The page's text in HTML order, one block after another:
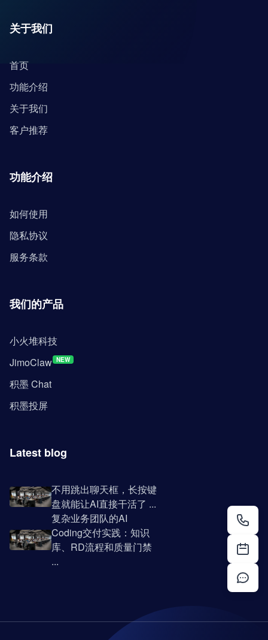
关于我们
首页
功能介绍
关于我们
客户推荐
功能介绍
如何使用
隐私协议
服务条款
我们的产品
小火堆科技
JimoClaw NEW
积墨 Chat
积墨投屏
Latest blog
不用跳出聊天框，长按键
盘就能让AI直接干活了 ...
复杂业务团队的AI
Coding交付实践：知识
库、RD流程和质量门禁
...